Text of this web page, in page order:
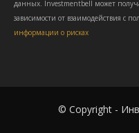
данных. Investmentbell может
зависимости от взаимодействия с
информации о рисках
© Copyright -